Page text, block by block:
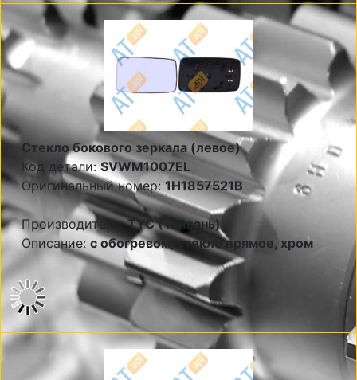
Стекло бокового зеркала (левое)
Код детали:SVWM1007EL
Оригинальный номер:1H1857521B
Производитель:TYC (Тайвань)
Описание: с обогревом, стекло прямое, хром